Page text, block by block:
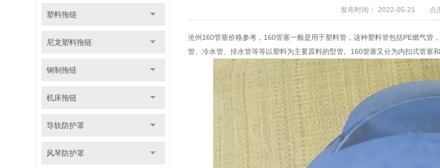
塑料拖链
尼龙塑料拖链
钢制拖链
机床拖链
导轨防护罩
风琴防护罩
发布时间： 2022-05-21 点
沧州160管塞价格参考，160管塞一般是用于塑料管，这种塑料管包括PE燃气管
管、冷水管、排水管等等以塑料为主要原料的型管。160管塞又分为内扣式管塞